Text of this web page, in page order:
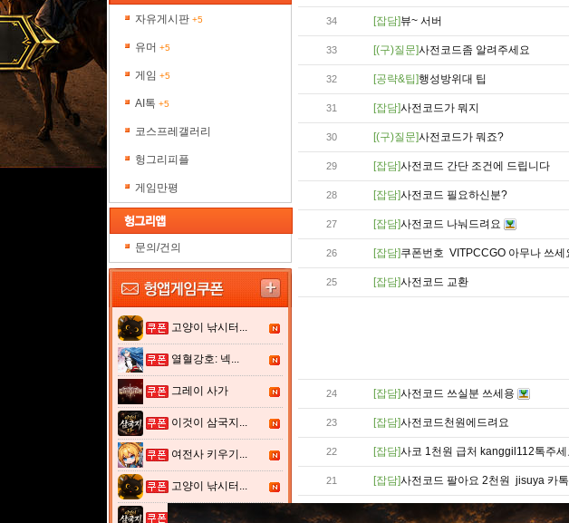
자유게시판 +5
유머 +5
게임 +5
AI톡 +5
코스프레갤러리
헝그리피플
게임만평
문의/건의
고양이 낚시터...
열혈강호: 넥...
그레이 사가
이것이 삼국지...
여전사 키우기...
고양이 낚시터...
이것이 삼국지...
34 [잡담]뷰~ 서버
33 [(구)질문]사전코드좀 알려주세요
32 [공략&팁]행성방위대 팁
31 [잡담]사전코드가 뭐지
30 [(구)질문]사전코드가 뭐죠?
29 [잡담]사전코드 간단 조건에 드립니다
28 [잡담]사전코드 필요하신분?
27 [잡담]사전코드 나눠드려요
26 [잡담]쿠폰번호 VITPCCGO 아무나 쓰세
25 [잡담]사전코드 교환
24 [잡담]사전코드 쓰실분 쓰세용
23 [잡담]사전코드천원에드려요
22 [잡담]사코 1천원 급처 kanggil112톡주세
21 [잡담]사전코드 팔아요 2천원 jisuya 카
[잡담] 사코1000ㅍ